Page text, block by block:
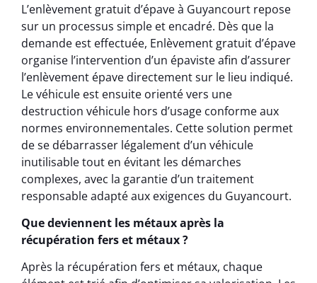
L’enlèvement gratuit d’épave à Guyancourt repose
sur un processus simple et encadré. Dès que la
demande est effectuée, Enlèvement gratuit d’épave
organise l’intervention d’un épaviste afin d’assurer
l’enlèvement épave directement sur le lieu indiqué.
Le véhicule est ensuite orienté vers une
destruction véhicule hors d’usage conforme aux
normes environnementales. Cette solution permet
de se débarrasser légalement d’un véhicule
inutilisable tout en évitant les démarches
complexes, avec la garantie d’un traitement
responsable adapté aux exigences du Guyancourt.
Que deviennent les métaux après la
récupération fers et métaux ?
Après la récupération fers et métaux, chaque